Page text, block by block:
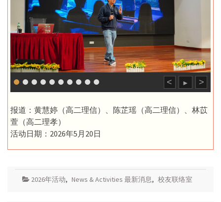
< ► >
报道：黄慧婷（高二理信）、陈芷瑶（高二理信）、林苡
萱（高二理孝）
活动日期：2026年5月20日
2026年活动, News & Activities 最新消息, 校友联络室